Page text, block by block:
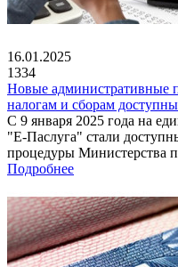
16.01.2025
1334
Новые административные
налогам и сборам
С 9 января 2025 года на
"Е-Паслуга" стали
процедуры Министерства
Подробнее